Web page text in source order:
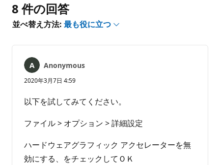
は
あ
ま
ん
8 件の回答
並べ替え方法: 最も役に立つ
Anonymous
2020年3月7日 4:59
以下を試してみてください。
ファイル > オプション > 詳細設定
ハードウェアグラフィック アクセレーターを無
効にする、をチェックしてＯＫ